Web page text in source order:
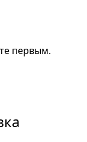
первым.